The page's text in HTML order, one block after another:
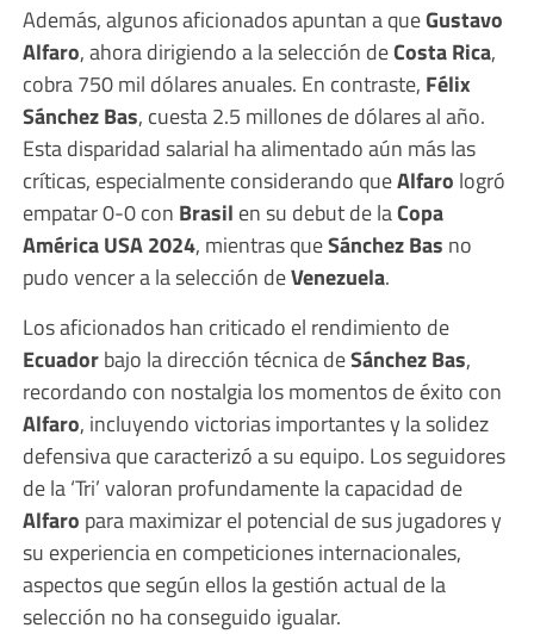
Además, algunos aficionados apuntan a queGustavo
Alfaro, ahora dirigiendo a la selección deCosta Rica,
cobra 750 mil dólares anuales. En contraste, Félix
Sánchez Bas, cuesta 2.5 millones de dólares al año.
Esta disparidad salarial ha alimentado aún más las
críticas, especialmente considerando queAlfaro logró
empatar 0-0 con Brasil en su debut de laCopa
América USA 2024, mientras queSánchez Bas no
pudo vencer a la selección deVenezuela.
Los aficionados han criticado el rendimiento de
Ecuadorbajo la dirección técnica deSánchez Bas,
recordando con nostalgia los momentos de éxito con
Alfaro, incluyendo victorias importantes y la solidez
defensiva que caracterizó a su equipo. Los seguidores
de la ‘Tri’ valoran profundamente la capacidad de
Alfaro para maximizar el potencial de sus jugadores y
su experiencia en competiciones internacionales,
aspectos que según ellos la gestión actual de la
selección no ha conseguido igualar.